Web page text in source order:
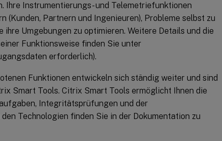
Ihre Instrumentierungs- und Telemetriefunktionen
(Kunden, Partnern und Ingenieuren), Probleme selbst zu
ihre Umgebungen zu optimieren. Weitere Details und die
Funktionsweise finden Sie unter
erforderlich).
Funktionen entwickeln sich ständig weiter und sind
Smart Tools. Citrix Smart Tools ermöglicht Ihnen die
Integritätsprüfungen und der
Technologien finden Sie in der Dokumentation zu